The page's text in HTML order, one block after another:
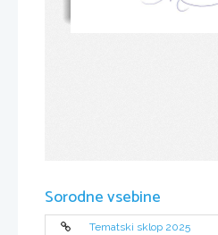
Sorodne vsebine
Tematski sklop 2025